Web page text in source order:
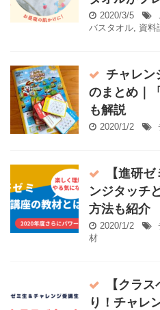
2020/3/5
バスタオル, 資料
チャレン
のまとめ｜
も解説
2020/1/2
【進研
ンジタッチ
方法も紹介
2020/1/2
材
【クラ
り！チャレ